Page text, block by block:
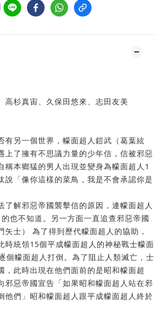
高杉真宙、久保田悠來、志田友美
有另一個世界，幪面超人鎧武（葛葉絃
上了擁有不思議力量的少年信，信被邪惡
稱本鄉猛的男人出現並變身為幪面超人1
說「像你這樣的菜鳥，我是不會承認你是
了解邪惡帝國襲擊信的原因，連幪面超人
也不知道。另一方面一直追查邪惡帝國
矢士） 為了得到歷代幪面超人的協助，
時統領15個平成幪面超人的神秘戰士幪面
個幪面超人打倒。為了阻止人類滅亡，士
，此時出現在他們面前的是昭和幪面超
邪惡帝國宣告「如果昭和幪面超人站在邪
他們」昭和幪面超人跟平成幪面超人終於